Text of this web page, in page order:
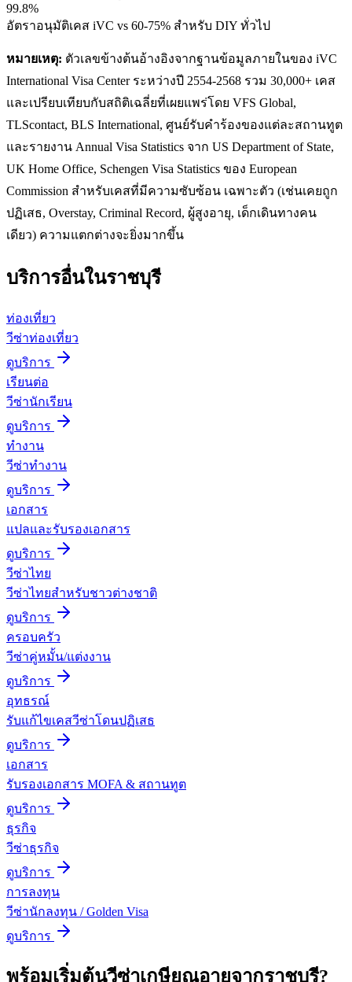
99.8%
อัตราอนุมัติเคส iVC vs 60-75% สำหรับ DIY ทั่วไป
หมายเหตุ: ตัวเลขข้างต้นอ้างอิงจากฐานข้อมูลภายในของ iVC
International Visa Center ระหว่างปี 2554-2568 รวม 30,000+ เคส
และเปรียบเทียบกับสถิติเฉลี่ยที่เผยแพร่โดย VFS Global,
TLScontact, BLS International, ศูนย์รับคำร้องของแต่ละสถานทูต
และรายงาน Annual Visa Statistics จาก US Department of State,
UK Home Office, Schengen Visa Statistics ของ European
Commission สำหรับเคสที่มีความซับซ้อน เฉพาะตัว (เช่นเคยถูก
ปฏิเสธ, Overstay, Criminal Record, ผู้สูงอายุ, เด็กเดินทางคน
เดียว) ความแตกต่างจะยิ่งมากขึ้น
บริการอื่นในราชบุรี
ท่องเที่ยว
วีซ่าท่องเที่ยว
ดูบริการ
เรียนต่อ
วีซ่านักเรียน
ดูบริการ
ทำงาน
วีซ่าทำงาน
ดูบริการ
เอกสาร
แปลและรับรองเอกสาร
ดูบริการ
วีซ่าไทย
วีซ่าไทยสำหรับชาวต่างชาติ
ดูบริการ
ครอบครัว
วีซ่าคู่หมั้น/แต่งงาน
ดูบริการ
อุทธรณ์
รับแก้ไขเคสวีซ่าโดนปฏิเสธ
ดูบริการ
เอกสาร
รับรองเอกสาร MOFA & สถานทูต
ดูบริการ
ธุรกิจ
วีซ่าธุรกิจ
ดูบริการ
การลงทุน
วีซ่านักลงทุน / Golden Visa
ดูบริการ
พร้อมเริ่มต้นวีซ่าเกษียณอายุจากราชบุรี?